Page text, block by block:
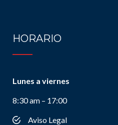
HORARIO
Lunes a viernes
8:30 am – 17:00
Aviso Legal